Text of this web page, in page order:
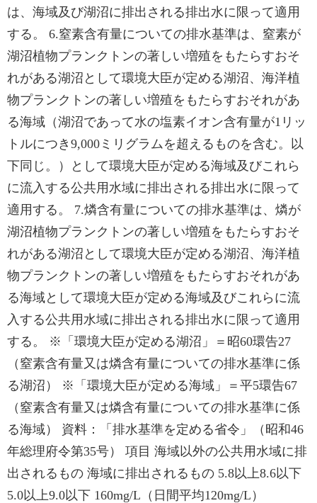
は、海域及び湖沼に排出される排出水に限って適用
する。 6.窒素含有量についての排水基準は、窒素が
湖沼植物プランクトンの著しい増殖をもたらすおそ
れがある湖沼として環境大臣が定める湖沼、海洋植
物プランクトンの著しい増殖をもたらすおそれがあ
る海域（湖沼であって水の塩素イオン含有量が1リッ
トルにつき9,000ミリグラムを超えるものを含む。以
下同じ。）として環境大臣が定める海域及びこれら
に流入する公共用水域に排出される排出水に限って
適用する。 7.燐含有量についての排水基準は、燐が
湖沼植物プランクトンの著しい増殖をもたらすおそ
れがある湖沼として環境大臣が定める湖沼、海洋植
物プランクトンの著しい増殖をもたらすおそれがあ
る海域として環境大臣が定める海域及びこれらに流
入する公共用水域に排出される排出水に限って適用
する。 ※「環境大臣が定める湖沼」＝昭60環告27
（窒素含有量又は燐含有量についての排水基準に係
る湖沼） ※「環境大臣が定める海域」＝平5環告67
（窒素含有量又は燐含有量についての排水基準に係
る海域） 資料：「排水基準を定める省令」（昭和46
年総理府令第35号） 項目 海域以外の公共用水域に排
出されるもの 海域に排出されるもの 5.8以上8.6以下
5.0以上9.0以下 160mg/L（日間平均120mg/L）